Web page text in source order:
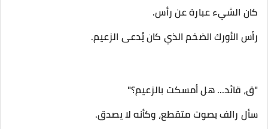
كان الشيء عبارة عن رأس.
رأس الأورك الضخم الذي كان يُدعى الزعيم.
"ق، قائد... هل أمسكت بالزعيم؟"
سأل رالف بصوت متقطع، وكأنه لا يصدق.